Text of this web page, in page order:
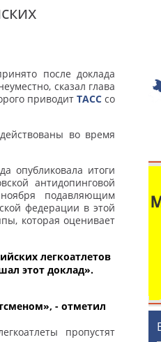
после доклада
сказал глава
приводитТАСС со
во время
опубликовала итоги
антидопинговой
подавляющим
федерации в этой
которая оценивает
легкоатлетов
этот доклад».
- отметил
пропустят